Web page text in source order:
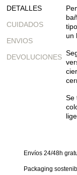
DETALLES
CUIDADOS
ENVIOS
DEVOLUCIONES
un
Se
Envíos 24/48h
Packaging